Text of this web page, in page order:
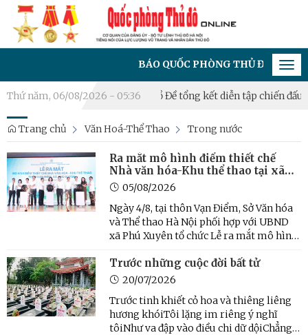
BÁO QUỐC PHÒNG THỦ ĐÔ - CƠ QUAN
Thứ năm, 06/08/2026 - 05:36
Việt Hưng, Long Biên, Bồ Đề tổng kết diễn tập chiến đấu
Trang chủ Văn Hoá-Thể Thao Trong nước
Ra mắt mô hình điểm thiết chế
Nhà văn hóa-Khu thể thao tại xã
Phú Xuyên
05/08/2026
Ngày 4/8, tại thôn Vạn Điểm, Sở Văn hóa
và Thể thao Hà Nội phối hợp với UBND
xã Phú Xuyên tổ chức Lễ ra mắt mô hình
thao thôn Vạn Điểm, xã Phú Xuyên.
Trước những cuộc đời bất tử
20/07/2026
Trước tinh khiết cỏ hoa và thiêng liêng
hương khóiTôi lặng im riêng ý nghĩ
tôiNhư va đập vào điều chi dữ dộiChẳng